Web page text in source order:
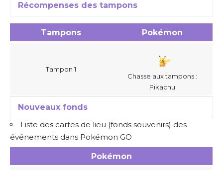
Récompenses des tampons
Tampons Pokémon
Tampon 1
Chasse aux tampons :
Pikachu
Nouveaux fonds
Liste des cartes de lieu (fonds souvenirs) des
événements dans Pokémon GO
Pokémon